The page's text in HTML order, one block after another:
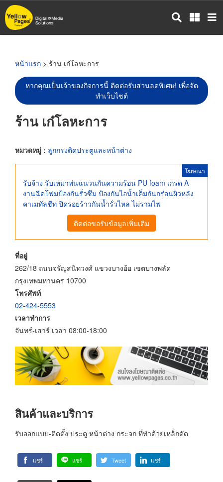
ข้าม
ไป
หน้าแรก > ร้าน เก๋โลหะการ
หากคุณเป็นเจ้าของกิจการนี้ ติดต่อรับส่วนลดพิเศษ! เพื่อจัด
ทำเว็บไซต์
ร้าน เก๋โลหะการ
หมวดหมู่ : ลูกกรงติดประตูและหน้าต่าง
โฆษณา
รับจ้าง รับเหมาพ่นฉนวนกันความร้อน PU foam เกรด A
งานฉีดโฟมป้องกันรั่วซึม ป้องกันไอน้ำเค็มกันกร่อนผิวหลัง
คาเมทัลชีท ปิดรอยร้าวกันน้ำรั่วไหล ไม่รามไฟ
ติดต่อขอรับข้อมูลเพิ่มเติม
ที่อยู่
262/18 ถนนจรัญสนิทวงศ์ แขวงบางอ้อ เขตบางพลัด
กรุงเทพมหานคร 10700
โทรศัพท์
02-424-5553
เวลาทำการ
จันทร์-เสาร์ เวลา 08:00-18:00
สินค้าและบริการ
รับออกแบบ-ติดตั้ง ประตู หน้าต่าง กระจก ที่ทำด้วยเหล็กดัด
แชร์ แชร์ Tweet แชร์